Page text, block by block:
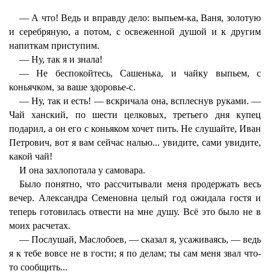
— А что! Ведь и вправду дело: выпьем-ка, Ваня, золотую
и серебряную, а потом, с освеженной душой и к другим
напиткам приступим.
— Ну, так я и знала!
— Не беспокойтесь, Сашенька, и чайку выпьем, с
коньячком, за ваше здоровье-с.
— Ну, так и есть! — вскричала она, всплеснув руками. —
Чай ханский, по шести целковых, третьего дня купец
подарил, а он его с коньяком хочет пить. Не слушайте, Иван
Петрович, вот я вам сейчас налью... увидите, сами увидите,
какой чай!
И она захлопотала у самовара.
Было понятно, что рассчитывали меня продержать весь
вечер. Александра Семеновна целый год ожидала гостя и
теперь готовилась отвести на мне душу. Всё это было не в
моих расчетах.
— Послушай, Маслобоев, — сказал я, усаживаясь, — ведь
я к тебе вовсе не в гости; я по делам; ты сам меня звал что-
то сообщить...